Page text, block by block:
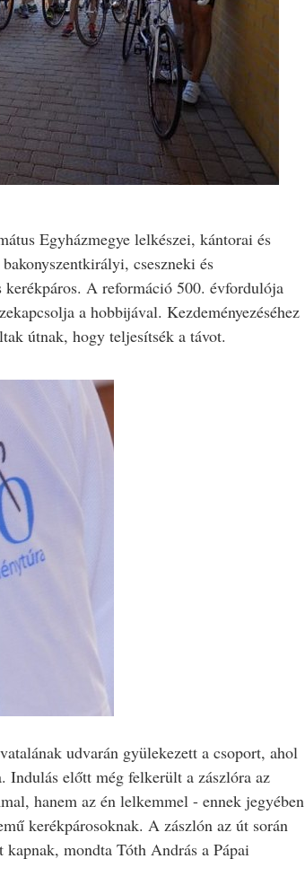
Egyházmegye lelkészei, kántorai és
cseszneki és
kerékpáros. A reformáció 500. évfordulója
a hobbijával. Kezdeményezéséhez
útnak, hogy teljesítsék a távot.
udvarán gyülekezett a csoport, ahol
Indulás előtt még felkerült a zászlóra az
hanem az én lelkemmel - ennek jegyében
kerékpárosoknak. A zászlón az út során
mondta Tóth András a Pápai